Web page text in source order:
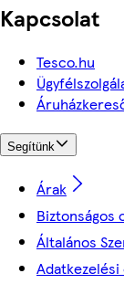
Kapcsolat
Tesco.hu
Segítünk
Árak
Biztonságos
Általános